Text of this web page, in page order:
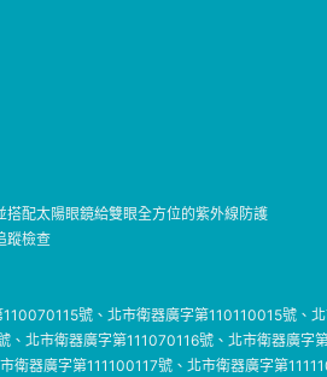
配太陽眼鏡給雙眼全方位的紫外線防護
蹤檢查
號、北市衛器廣字第110110015號、
北市衛器廣字第111070116號、北市衛器廣字
器廣字第111100117號、北市衛器廣字第